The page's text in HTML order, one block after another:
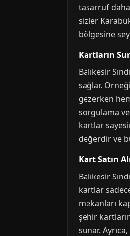
tasarruf
sizler
bölgesine
Kartların
Balıkesir
sağlar.
gezerken
sorgulama
kartlar
değerdir ve
Kart Satın
Balıkesir
kartlar
mekanları
şehir
sunar.